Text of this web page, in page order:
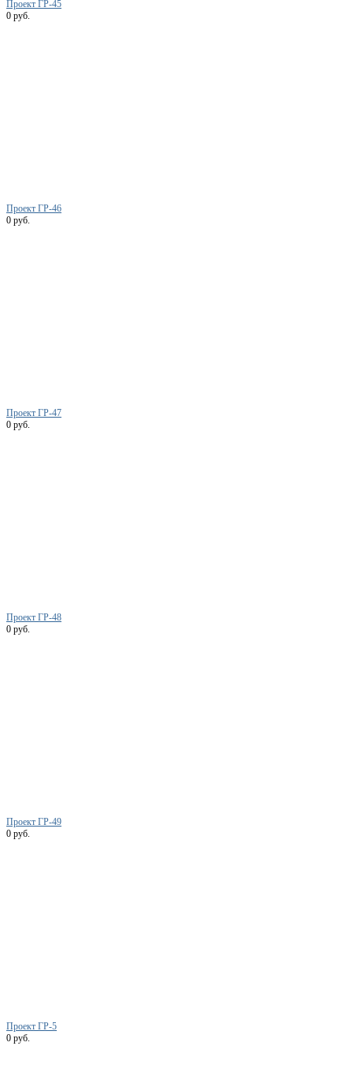
Проект ГР-45
0 руб.
Проект ГР-46
0 руб.
Проект ГР-47
0 руб.
Проект ГР-48
0 руб.
Проект ГР-49
0 руб.
Проект ГР-5
0 руб.